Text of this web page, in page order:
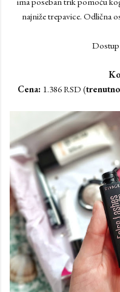
najniže trepavice. Odlična
Cena: 1.386 RSD (